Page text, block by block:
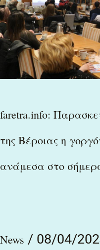
faretra.info:
της Βέροιας η
ανάμεσα στο
News / 08/04/
Κοτσάλου
“Βεργόνα,
της
Βέροιας
η
/
μια
γέφυρα
και